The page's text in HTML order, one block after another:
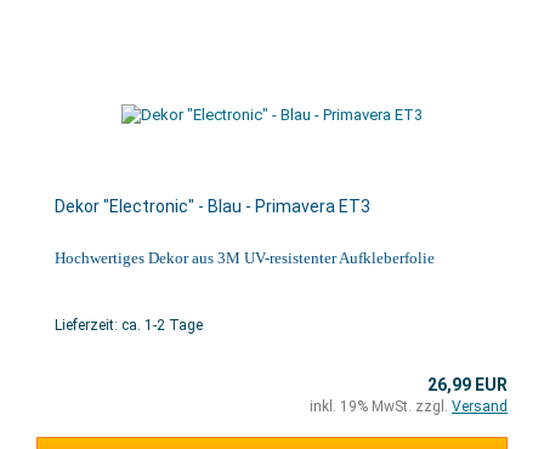
Dekor "Electronic" - Blau - Primavera ET3
Hochwertiges Dekor aus 3M UV-resistenter Aufkleberfolie
Lieferzeit: ca. 1-2 Tage
26,99 EUR
inkl. 19% MwSt. zzgl. Versand